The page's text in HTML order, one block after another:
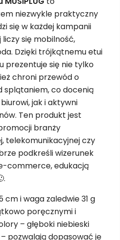
niezwykle praktyczny
się w każdej kampanii
się mobilność,
Dzięki trójkątnemu etui
prezentuje się nie tylko
chroni przewód o
splątaniem, co docenią
jak i aktywni
Ten produkt jest
branży
telekomunikacyjnej czy
podkreśli wizerunek
commerce, edukacją
cm i waga zaledwie 31 g
poręcznymi i
– głęboki niebieski
pozwalają dopasować je